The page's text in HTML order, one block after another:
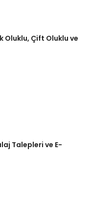
Oluklu, Çift Oluklu ve
Talepleri ve E-